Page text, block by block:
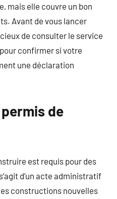
mais elle couvre un bon
Avant de vous lancer
de consulter le service
confirmer si votre
une déclaration
permis de
est requis pour des
d’un acte administratif
constructions nouvelles